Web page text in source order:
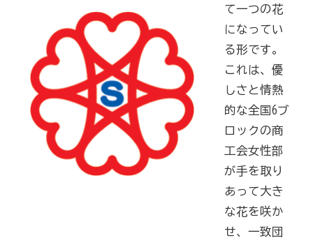
て一つの花
になってい
る形です。
これは、優
しさと情熱
的な全国6ブ
ロックの商
工会女性部
が手を取り
あって大き
な花を咲か
せ、一致団
全国商工会連合会会員福祉共済「がん」重点補償
万が一の「労働災害」と使用者賠償補償がセットの保険
（商工会の業務災害保険）
海外での知財係争による経営リスクから皆様をお守りし
ます（海外知財訴訟費用保険制度）
事業活動のリスクを全て備えた保険（ビジネス総合保
険）
情報漏えいリスクの備えに（情報漏えい保険）